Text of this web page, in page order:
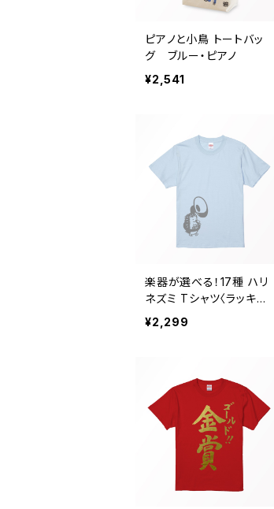
ピアノと小鳥 トートバッ
グ ブルー・ピアノ
¥2,541
楽器が選べる！17種 ハリ
ネズミ Tシャツ〈ラッキー・
ハリー〉 ライトブルー
¥2,299